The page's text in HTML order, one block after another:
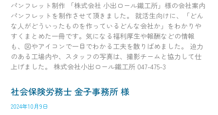
パンフレット制作 「株式会社 小出ロール鐵工所」様の会社案内
パンフレットを制作させて頂きました。 就活生向けに、「どん
な人がどういったものを作っているどんな会社か」をわかりや
すくまとめた一冊です。気になる福利厚生や報酬などの情報
も、図やアイコンで一目でわかる工夫を散りばめました。 迫力
のある工場内や、スタッフの写真は、撮影チームと協力して仕
上げました。 株式会社小出ロール鐵工所 047-475-3
社会保険労務士 金子事務所 様
2024年10月9日